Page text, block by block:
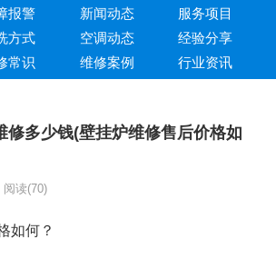
报警 新闻动态
服务项目
方式 空调动态
经验分享
常识 维修案例 行业资讯
修多少钱(壁挂炉维修售后价格如
阅读(70)
如何？